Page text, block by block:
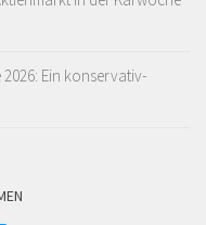
Ein konservativ-